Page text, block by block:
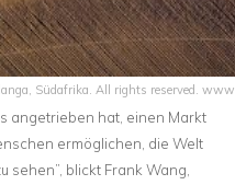
Südafrika. All rights reserved.
angetrieben hat, einen Markt
ermöglichen, die Welt
sehen”, blickt Frank Wang,